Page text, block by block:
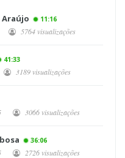
Araújo 11:16
5764 visualizações
41:33
3189 visualizações
3066 visualizações
36:06
2726 visualizações